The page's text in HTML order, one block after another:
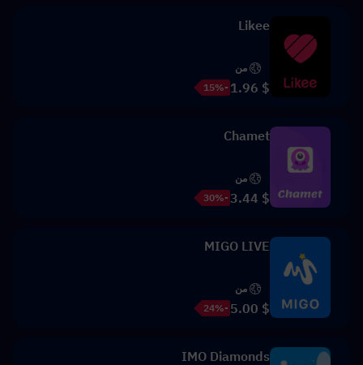
Likee
من
$ 1.96
-15%
Chamet
من
$ 3.44
-30%
MIGO LIVE
من
$ 5.00
-24%
IMO Diamonds